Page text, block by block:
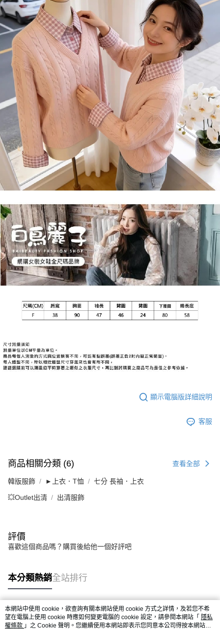
顯示電腦版詳細說明
客服
商品相關分類 (6) 查看全部
韓版服飾 ►上衣．T恤 七分 長袖．上衣
💥Outlet出清 出清服飾
評價
喜歡這個商品嗎？購買後給他一個好評吧
本分類熱銷全站排行
熱門標籤
本網站中使用 cookie，欲查詢有關本網站使用 cookie 方式之詳情，及若您不希
望在電腦上使用 cookie 時應如何變更電腦的 cookie 設定，請參閱本網站「 隱私
權條款 」之 Cookie 聲明。您繼續使用本網站即表示您同意本公司得按本網站使